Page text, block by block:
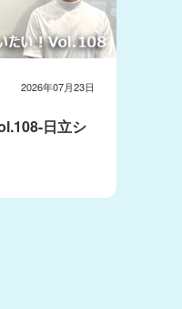
2026年07月23日
日立シ